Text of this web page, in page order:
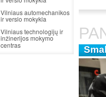
Vilniaus automechanikos
ir verslo mokykla
Vilniaus technologijų ir
inžinerijos mokymo
centras